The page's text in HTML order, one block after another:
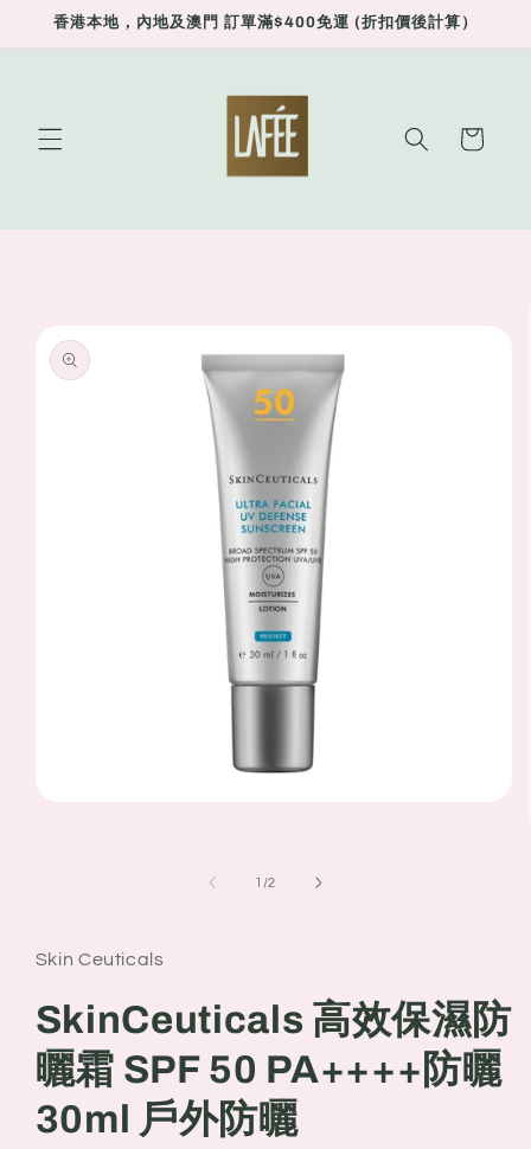
Skip to
香港本地，內地及澳門 訂單滿$400免運 (折扣價後計算）
Cart
1 /of
2
Skin Ceuticals
SkinCeuticals 高效保濕防
曬霜 SPF 50 PA++++防曬
30ml 戶外防曬